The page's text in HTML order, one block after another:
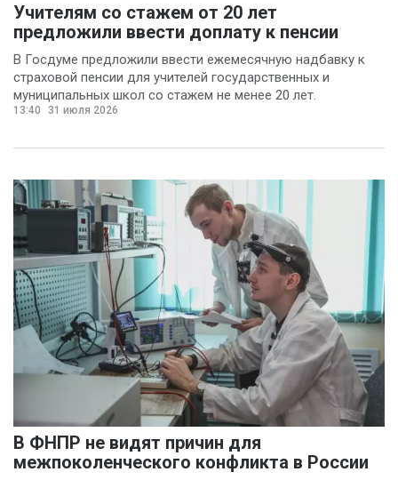
Учителям со стажем от 20 лет
предложили ввести доплату к пенсии
В Госдуме предложили ввести ежемесячную надбавку к
страховой пенсии для учителей государственных и
муниципальных школ со стажем не менее 20 лет.
13:40 31 июля 2026
В ФНПР не видят причин для
межпоколенческого конфликта в России